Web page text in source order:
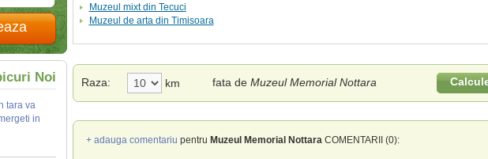
Noi
tara va
in
Muzeul mixt din Tecuci
Muzeul de arta din Timisoara
Raza: km fata de Muzeul Memorial Nottara
+ adauga comentariu pentru Muzeul Memorial NottaraCOMENTARII (0):